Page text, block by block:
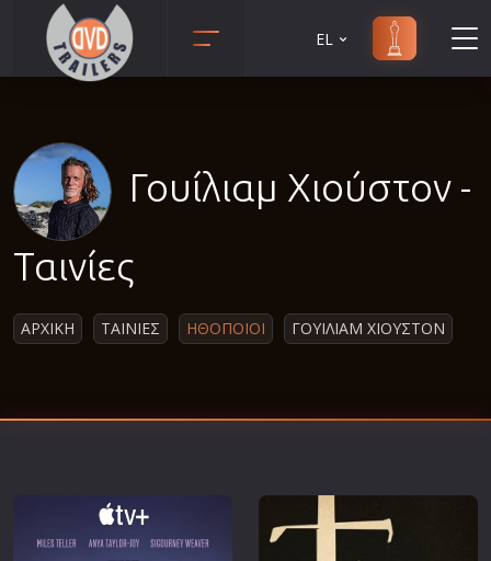
Αισθησιακές
Γουέστερν
Επιστημονικής Φαντασίας
EL
Γουίλιαμ Χιούστον -
Ταινίες
ΑΡΧΙΚΗ ΤΑΙΝΙΕΣ ΗΘΟΠΟΙΟΙ ΓΟΥΙΛΙΑΜ ΧΙΟΥΣΤΟΝ